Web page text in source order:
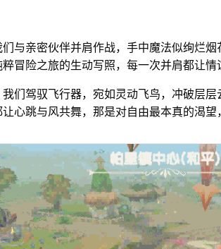
们与亲密伙伴并肩作战，手中魔法似绚烂
冒险之旅的生动写照，每一次并肩都让情
们驾驭飞行器，宛如灵动飞鸟，冲破层
心跳与风共舞，那是对自由最本真的渴望